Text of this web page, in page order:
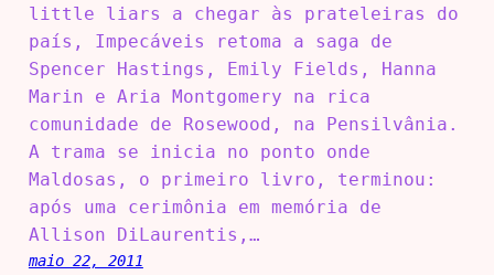
little liars a chegar às prateleiras do
país, Impecáveis retoma a saga de
Spencer Hastings, Emily Fields, Hanna
Marin e Aria Montgomery na rica
comunidade de Rosewood, na Pensilvânia.
A trama se inicia no ponto onde
Maldosas, o primeiro livro, terminou:
após uma cerimônia em memória de
Allison DiLaurentis,…
maio 22, 2011